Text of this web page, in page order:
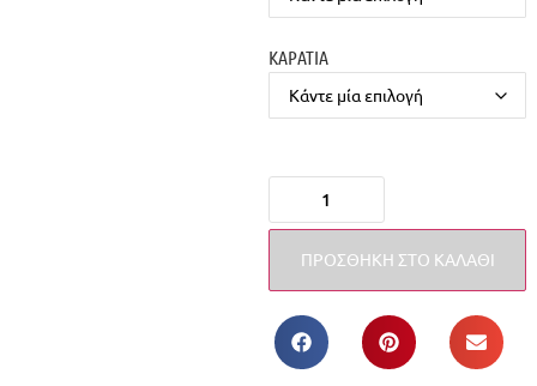
ΚΑΡΑΤΙΑ
ΠΡΟΣΘΉΚΗ ΣΤΟ ΚΑΛΆΘΙ